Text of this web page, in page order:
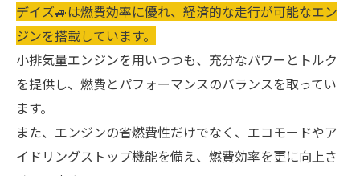
デイズ🚙は燃費効率に優れ、経済的な走行が可能なエン
ジンを搭載しています。
小排気量エンジンを用いつつも、充分なパワーとトルク
を提供し、燃費とパフォーマンスのバランスを取ってい
ます。
また、エンジンの省燃費性だけでなく、エコモードやア
イドリングストップ機能を備え、燃費効率を更に向上さ